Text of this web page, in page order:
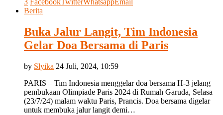
3 FacebookTwitterWhatsappEmail
Berita
Buka Jalur Langit, Tim Indonesia
Gelar Doa Bersama di Paris
by Slyika 24 Juli, 2024, 10:59
PARIS – Tim Indonesia menggelar doa bersama H-3 jelang
pembukaan Olimpiade Paris 2024 di Rumah Garuda, Selasa
(23/7/24) malam waktu Paris, Prancis. Doa bersama digelar
untuk membuka jalur langit demi…